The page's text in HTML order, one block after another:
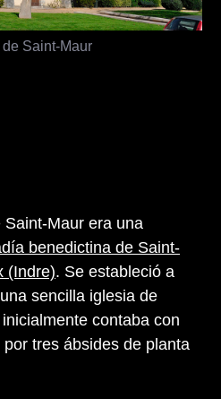
Saint-Maur
Maur era una
benedictina de Saint-
(Indre). Se estableció a
sencilla iglesia de
contaba con
tres ábsides de planta